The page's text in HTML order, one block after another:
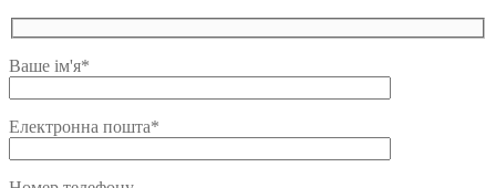
Ваше ім'я*
Електронна пошта*